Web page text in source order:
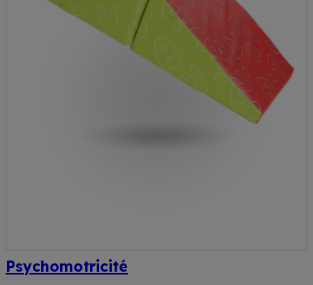
Psychomotricité